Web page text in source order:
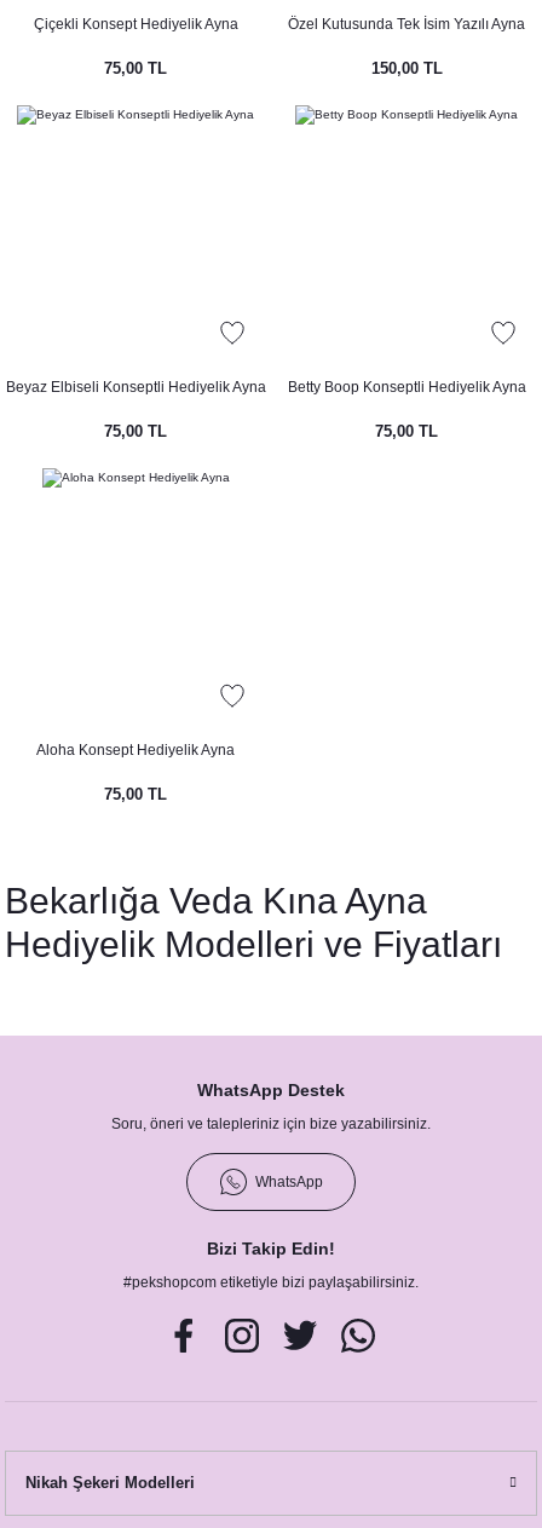
Çiçekli Konsept Hediyelik Ayna
75,00 TL
Özel Kutusunda Tek İsim Yazılı Ayna
150,00 TL
Beyaz Elbiseli Konseptli Hediyelik Ayna
75,00 TL
Betty Boop Konseptli Hediyelik Ayna
75,00 TL
Aloha Konsept Hediyelik Ayna
75,00 TL
Bekarlığa Veda Kına Ayna
Hediyelik Modelleri ve Fiyatları
WhatsApp Destek
Soru, öneri ve talepleriniz için bize yazabilirsiniz.
WhatsApp
Bizi Takip Edin!
#pekshopcom etiketiyle bizi paylaşabilirsiniz.
Nikah Şekeri Modelleri